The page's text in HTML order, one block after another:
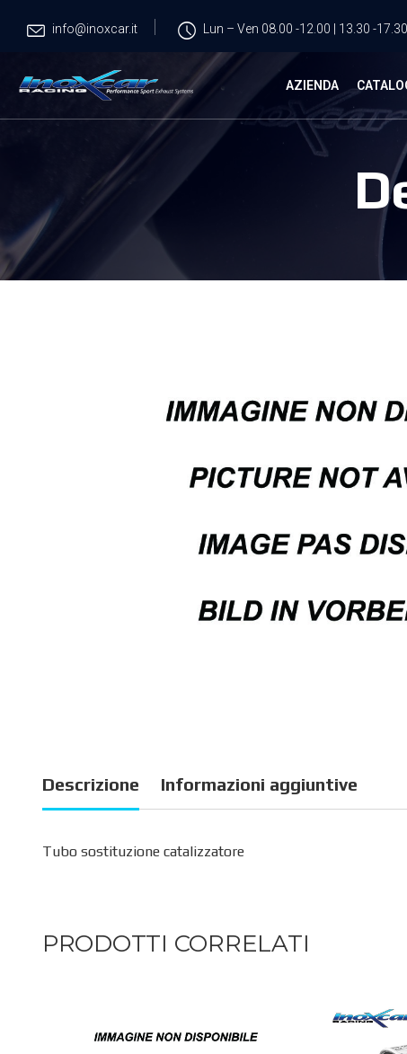
info@inoxcar.it Lun – Ven 08.00 -12.00 | 13.30 -17.30
AZIENDA
Descrizione Informazioni aggiuntive
Tubo sostituzione catalizzatore
PRODOTTI CORRELATI